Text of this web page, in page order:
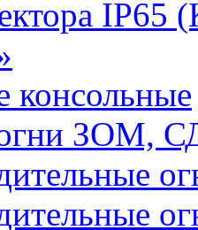
IP65
консольные
огни ЗОМ,